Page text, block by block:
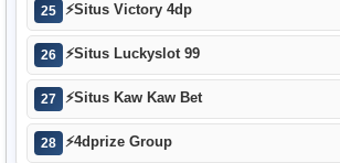
25 ⚡Situs Victory 4dp
26 ⚡Situs Luckyslot 99
27 ⚡Situs Kaw Kaw Bet
28 ⚡4dprize Group